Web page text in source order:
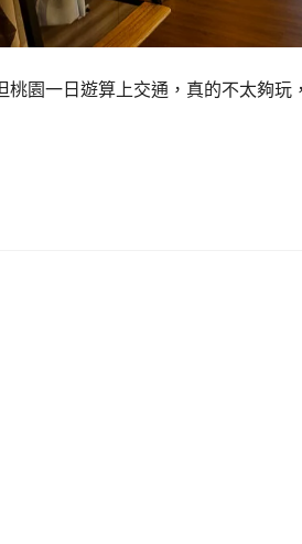
園一日遊算上交通，真的不太夠